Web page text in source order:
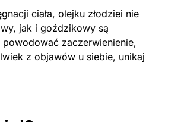
ciała, olejku złodziei nie
jak i goździkowy są
zaczerwienienie,
z objawów u siebie, unikaj